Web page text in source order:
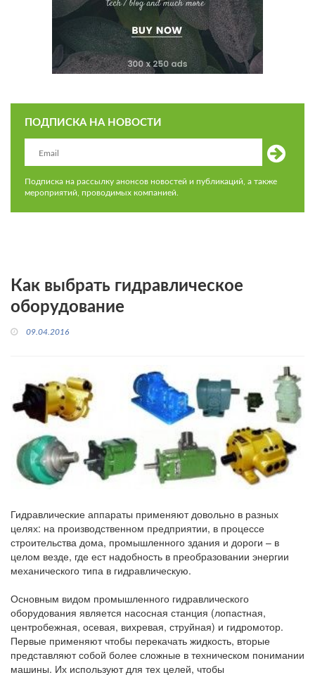
ПОДПИСКА НА НОВОСТИ
Подписка на рассылку анонсов новостей и публикаций, а также
мероприятий, проводимых компанией.
Как выбрать гидравлическое
оборудование
09.04.2016
Гидравлические аппараты применяют довольно в разных
целях: на производственном предприятии, в процессе
строительства дома, промышленного здания и дороги – в
целом везде, где ест надобность в преобразовании энергии
механического типа в гидравлическую.
Основным видом промышленного гидравлического
оборудования является насосная станция (лопастная,
центробежная, осевая, вихревая, струйная) и гидромотор.
Первые применяют чтобы перекачать жидкость, вторые
представляют собой более сложные в техническом понимании
машины. Их используют для тех целей, чтобы